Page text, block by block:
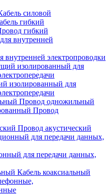
силовой
гибкий
гибкий
внутренней электропроводки
изолированный для
Провод одножильный
Провод
Провод акустический
для передачи данных,
Кабель коаксиальный